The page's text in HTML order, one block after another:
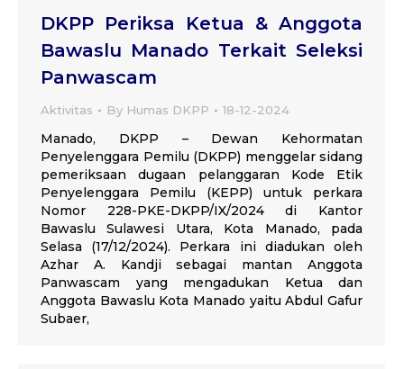
DKPP Periksa Ketua & Anggota
Bawaslu Manado Terkait Seleksi
Panwascam
Aktivitas By Humas DKPP 18-12-2024
Manado, DKPP – Dewan Kehormatan
Penyelenggara Pemilu (DKPP) menggelar sidang
pemeriksaan dugaan pelanggaran Kode Etik
Penyelenggara Pemilu (KEPP) untuk perkara
Nomor 228-PKE-DKPP/IX/2024 di Kantor
Bawaslu Sulawesi Utara, Kota Manado, pada
Selasa (17/12/2024). Perkara ini diadukan oleh
Azhar A. Kandji sebagai mantan Anggota
Panwascam yang mengadukan Ketua dan
Anggota Bawaslu Kota Manado yaitu Abdul Gafur
Subaer,